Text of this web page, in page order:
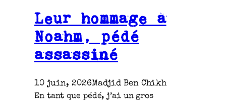
Leur hommage à
Noahm, pédé
assassiné
10 juin, 2026Madjid Ben Chikh
En tant que pédé, j’ai un gros